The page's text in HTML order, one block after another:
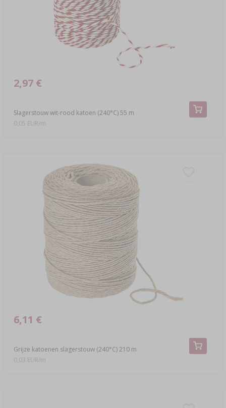
Slagerstouw wit-rood katoen (240°C) 55 m
2,97 €
0,05 EUR/m
Grijze katoenen slagerstouw (240°C) 210 m
6,11 €
0,03 EUR/m